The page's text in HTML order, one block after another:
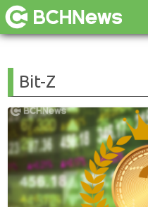
Bit-Z